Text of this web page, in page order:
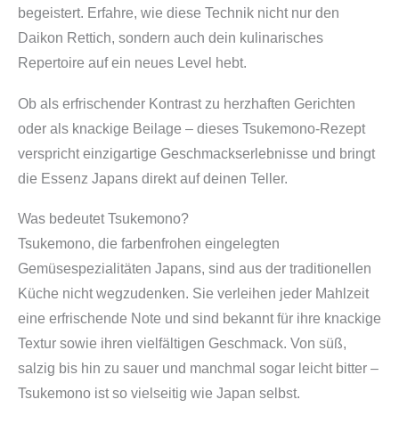
begeistert. Erfahre, wie diese Technik nicht nur den
Daikon Rettich, sondern auch dein kulinarisches
Repertoire auf ein neues Level hebt.
Ob als erfrischender Kontrast zu herzhaften Gerichten
oder als knackige Beilage – dieses Tsukemono-Rezept
verspricht einzigartige Geschmackserlebnisse und bringt
die Essenz Japans direkt auf deinen Teller.
Was bedeutet Tsukemono?
Tsukemono, die farbenfrohen eingelegten
Gemüsespezialitäten Japans, sind aus der traditionellen
Küche nicht wegzudenken. Sie verleihen jeder Mahlzeit
eine erfrischende Note und sind bekannt für ihre knackige
Textur sowie ihren vielfältigen Geschmack. Von süß,
salzig bis hin zu sauer und manchmal sogar leicht bitter –
Tsukemono ist so vielseitig wie Japan selbst.